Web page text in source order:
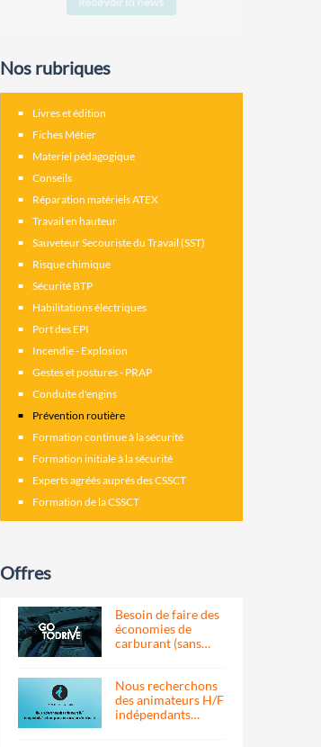
Nos rubriques
Livres et édition
Fiches Métier
Materiel pédagogique
Conseils
Réparation matériels ATEX
Travail en hauteur
Sauveteur Secouriste du Travail (SST)
Risque chimique
Sécurité BTP
Habilitations électriques
Port des EPI
Incendie - Explosion
Gestes et postures - PRAP
Conduite d'engins
Prévention routière
Formation continue à la sécurité
Formation initiale à la sécurité
Experts agréés auprés des CSSCT
Formation de la CSSCT
Offres
Besoin de faire des
économies de
carburant (sans…
Nous recherchons
des animateurs H/F
indépendants…